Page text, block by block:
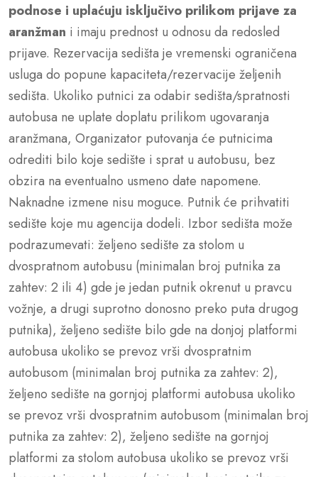
podnose i uplaćuju isključivo prilikom prijave za
aranžman i imaju prednost u odnosu da redosled
prijave. Rezervacija sedišta je vremenski ograničena
usluga do popune kapaciteta/rezervacije željenih
sedišta. Ukoliko putnici za odabir sedišta/spratnosti
autobusa ne uplate doplatu prilikom ugovaranja
aranžmana, Organizator putovanja će putnicima
odrediti bilo koje sedište i sprat u autobusu, bez
obzira na eventualno usmeno date napomene.
Naknadne izmene nisu moguce. Putnik će prihvatiti
sedište koje mu agencija dodeli. Izbor sedišta može
podrazumevati: željeno sedište za stolom u
dvospratnom autobusu (minimalan broj putnika za
zahtev: 2 ili 4) gde je jedan putnik okrenut u pravcu
vožnje, a drugi suprotno donosno preko puta drugog
putnika), željeno sedište bilo gde na donjoj platformi
autobusa ukoliko se prevoz vrši dvospratnim
autobusom (minimalan broj putnika za zahtev: 2),
željeno sedište na gornjoj platformi autobusa ukoliko
se prevoz vrši dvospratnim autobusom (minimalan broj
putnika za zahtev: 2), željeno sedište na gornjoj
platformi za stolom autobusa ukoliko se prevoz vrši